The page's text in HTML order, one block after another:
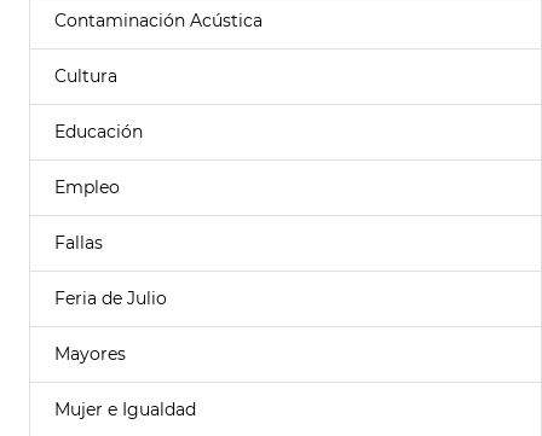
Contaminación Acústica
Cultura
Educación
Empleo
Fallas
Feria de Julio
Mayores
Mujer e Igualdad